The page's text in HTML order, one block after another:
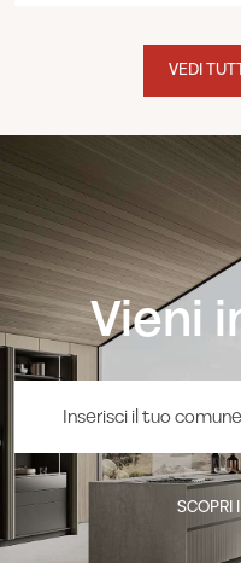
VEDI
Vieni
SCOPRI